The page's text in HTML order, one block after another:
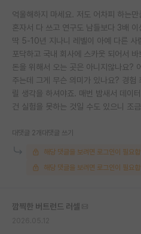
재팬라운지 🌸
억울해하지 마세요. 저도 어차피 하는
혼자서 다 쓰고 연구도 남들보다 3배 이
딱 5-10년 지나니 레벨이 아예 다른 사
포닥하고 국내 회사에 스카웃 되어서
돈을 위해서 오는 곳은 아니지않나요?
주는데 그게 무슨 의미가 있나요? 경험
릴 생각을 하셔야죠. 매번 밤새서 데이
건 실험을 못하는 것일 수도 있으니 조
대댓글 2개 대댓글 쓰기
해당 댓글을 보려면 로그인이 필요
해당 댓글을 보려면 로그인이 필요
깜찍한 버트런드 러셀